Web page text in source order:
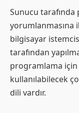
Sunucu
yorumlanmasına
bilgisayar
tarafından
programlama
kullanılabilecek
dili vardır.